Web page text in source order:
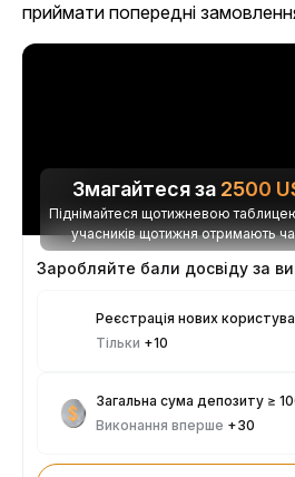
приймати попередні
Змагайтеся за 2500
Піднімайтеся щотижневою
учасників щотижня отримають
Заробляйте бали досвіду за
Реєстрація нових
Тільки +10
Загальна сума депозиту ≥
Виконання вперше +30